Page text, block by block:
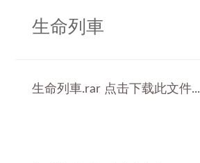
生命列車
生命列車.rar 点击下载此文件...